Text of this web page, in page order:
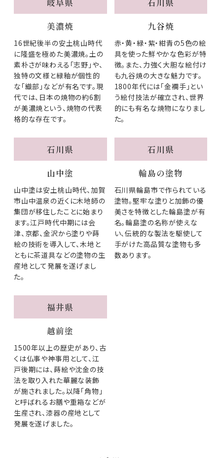
美濃焼
16世紀後半の安土桃山時代
に隆盛を極めた美濃焼。土の
素朴さが味わえる「志野」や、
独特の文様と緑釉が個性的
な「織部」などが有名です。現
代では、日本の焼物の約6割
が美濃焼という、焼物の代表
格的な存在です。
九谷焼
赤・黄・緑・紫・紺青の5色の絵
具を使った鮮やかな色彩が特
徴。また、力強く大胆な絵付け
も九谷焼の大きな魅力です。
1800年代には「金襴手」とい
う絵付技法が確立され、世界
的にも有名な焼物になりまし
た。
石川県
山中塗
山中塗は安土桃山時代、加賀
市山中温泉の近くに木地師の
集団が移住したことに始まり
ます。江戸時代中期には会
津、京都、金沢から塗りや蒔
絵の技術を導入して、木地と
ともに茶道具などの塗物の生
産地として発展を遂げまし
た。
石川県
輪島の塗物
石川県輪島市で作られている
塗物。堅牢な塗りと加飾の優
美さを特徴とした輪島塗が有
名。輪島塗の名称が使えな
い、伝統的な製法を駆使して
手がけた高品質な塗物も多
数あります。
福井県
越前塗
1500年以上の歴史があり、古
くは仏事や神事用として、江
戸後期には、蒔絵や沈金の技
法を取り入れた華麗な装飾
が施されました。以降「角物」
と呼ばれるお膳や重箱などが
生産され、漆器の産地として
発展を遂げました。